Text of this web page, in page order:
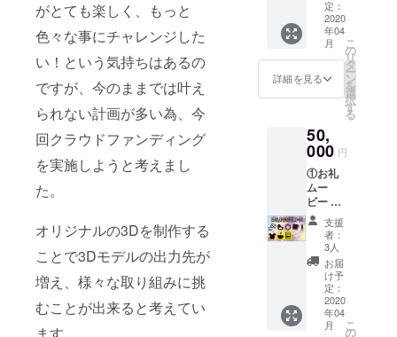
がとても楽しく、もっと
色々な事にチャレンジした
い！という気持ちはあるの
ですが、今のままでは叶え
られない計画が多い為、今
回クラウドファンディング
を実施しようと考えまし
た。
オリジナルの3Dを制作する
ことで3Dモデルの出力先が
増え、様々な取り組みに挑
むことが出来ると考えてい
m】 ④
コース
ター(コ
ルク製)
⑤スマ
ホク
リー
ナー
5cm】
⑥アク
リルス
タンド
⑦Tシャ
ツ
定：
2020
年04
月
詳細を見る
こ
の
リ
タ
ー
ン
を
選
択
す
る
50,
000 円
①お礼
ムー
ビー ②
お礼
メール
③缶
バッジ
【76m
m】 ④
コース
ター(コ
ルク製)
支援
者：
3人
お届
け予
定：
2020
年04
月
こ
の